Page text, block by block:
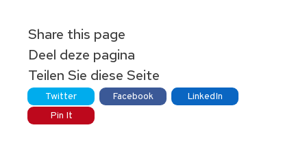
Share this page
Deel deze pagina
Teilen Sie diese Seite
Twitter Facebook
LinkedIn
Pin It